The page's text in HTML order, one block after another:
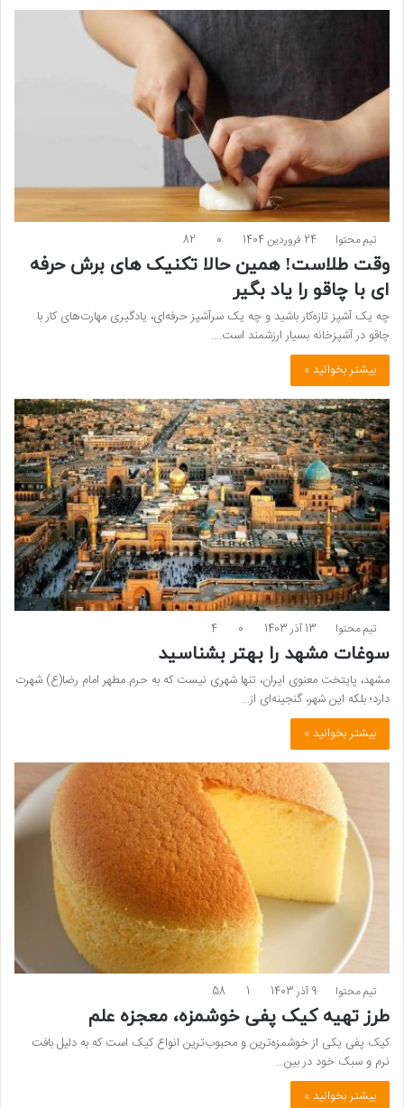
تیم محتوا 24 فروردین 1404 0
82
وقت طلاست! همین حالا تکنیک های برش حرفه
ای با چاقو را یاد بگیر
چه یک آشپز تازه‌کار باشید و چه یک سرآشپز حرفه‌ای، یادگیری مهارت‌های کار با
چاقو در آشپزخانه بسیار ارزشمند است.…
بیشتر بخوانید »
تیم محتوا 13 آذر 1403 0
4
سوغات مشهد را بهتر بشناسید
مشهد، پایتخت معنوی ایران، تنها شهری نیست که به حرم مطهر امام رضا(ع) شهرت
دارد؛ بلکه این شهر، گنجینه‌ای از…
بیشتر بخوانید »
تیم محتوا 9 آذر 1403 1
58
طرز تهیه کیک پفی خوشمزه، معجزه علم
کیک پفی یکی از خوشمزه‌ترین و محبوب‌ترین انواع کیک است که به دلیل بافت
نرم و سبک خود در بین…
بیشتر بخوانید »